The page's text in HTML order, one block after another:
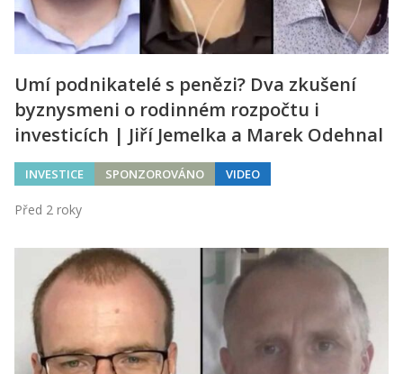
Umí podnikatelé s penězi? Dva zkušení
byznysmeni o rodinném rozpočtu i
investicích | Jiří Jemelka a Marek Odehnal
INVESTICE SPONZOROVÁNO VIDEO
Před 2 roky